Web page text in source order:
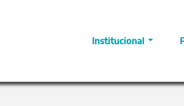
Institucional